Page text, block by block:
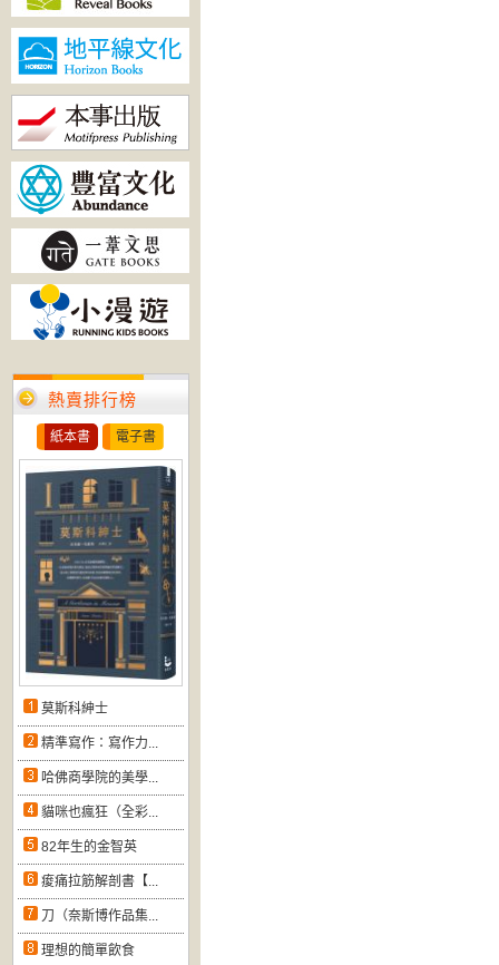
熱賣排行榜
紙本書 電子書
莫斯科紳士
精準寫作：寫作力...
哈佛商學院的美學...
貓咪也瘋狂（全彩...
82年生的金智英
痠痛拉筋解剖書【...
刀（奈斯博作品集...
理想的簡單飲食